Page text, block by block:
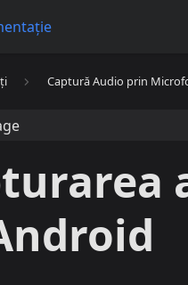
Captură Audio prin